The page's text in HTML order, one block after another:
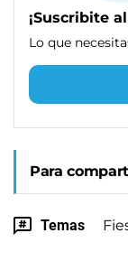
¡Suscribite
Lo que
Para
Temas